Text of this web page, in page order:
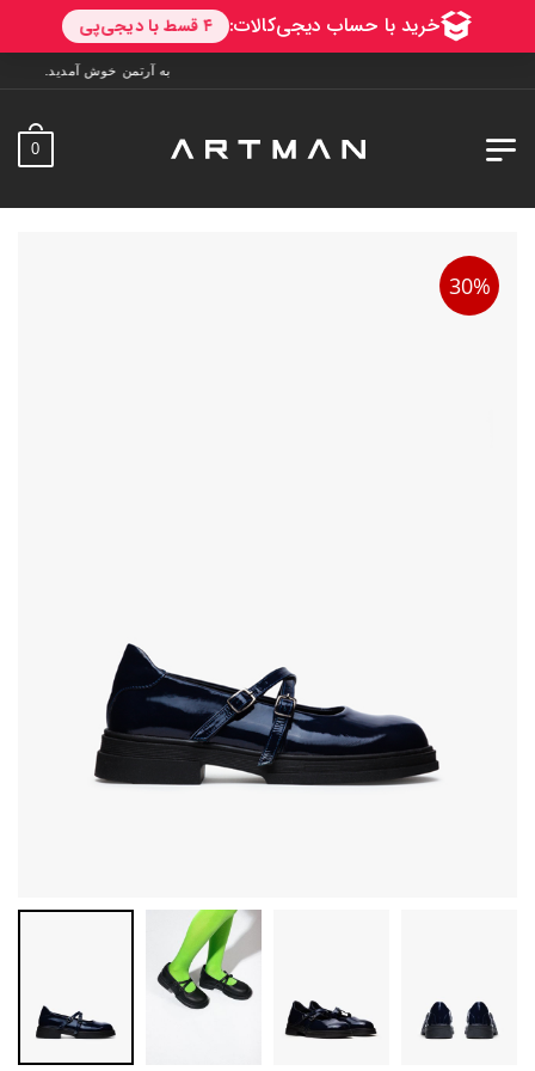
به آرتمن خوش آمدید. ارسال به سراسر ایران. 7 روز فرصت تست در
0
30%